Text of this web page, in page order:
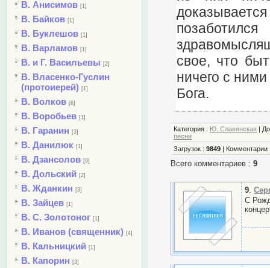
В. Анисимов [1]
В. Байков [1]
В. Буклешов [1]
В. Варламов [1]
В. и Г. Васильевы [2]
В. Власенко-Гуслин
(протоиерей) [1]
В. Волков [6]
В. Воробьев [1]
В. Гаранин [3]
В. Данилюк [1]
В. Дзансолов [9]
В. Дольский [2]
В. Жданкин [3]
В. Зайцев [1]
В. С. Золотоног [1]
В. Иванов (священник) [4]
В. Кальницкий [1]
В. Капорин [3]
свое, что
ничего с
Бога.
Категория : Ю. Славянская
песни
Загрузок :9849 Комментарии
Всего комментариев :9
9.
С